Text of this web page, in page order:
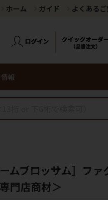
ホーム ガイド よくある
報
ームブロッサム］フ
門店商材＞